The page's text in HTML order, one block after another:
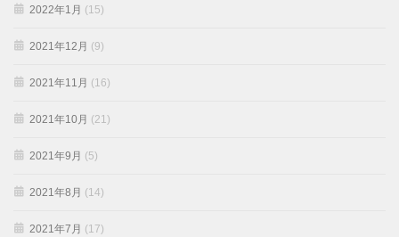
2022年1月 (15)
2021年12月 (9)
2021年11月 (16)
2021年10月 (21)
2021年9月 (5)
2021年8月 (14)
2021年7月 (17)